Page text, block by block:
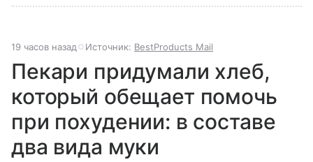
19 часов назад Источник: BestProducts Mail
Пекари придумали хлеб,
который обещает помочь
при похудении: в составе
два вида муки